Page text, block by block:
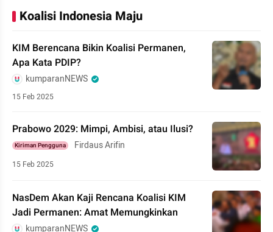
Koalisi Indonesia Maju
KIM Berencana Bikin Koalisi Permanen,
Apa Kata PDIP?
kumparanNEWS
15 Feb 2025
Prabowo 2029: Mimpi, Ambisi, atau Ilusi?
Kiriman Pengguna Firdaus Arifin
15 Feb 2025
NasDem Akan Kaji Rencana Koalisi KIM
Jadi Permanen: Amat Memungkinkan
kumparanNEWS